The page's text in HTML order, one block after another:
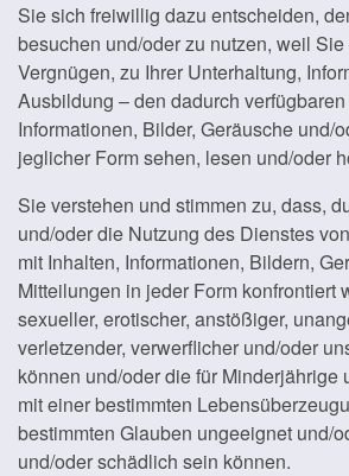
Sie sich freiwillig dazu entscheiden,
besuchen und/oder zu nutzen, weil
Vergnügen, zu Ihrer Unterhaltung,
Ausbildung – den dadurch
Informationen, Bilder, Geräusche und/
jeglicher Form sehen, lesen und/oder
Sie verstehen und stimmen zu, dass,
und/oder die Nutzung des Dienstes
mit Inhalten, Informationen, Bildern,
Mitteilungen in jeder Form konfrontiert
sexueller, erotischer, anstößiger,
verletzender, verwerflicher und/oder
können und/oder die für Minderjährige
mit einer bestimmten
bestimmten Glauben ungeeignet und/
und/oder schädlich sein können.